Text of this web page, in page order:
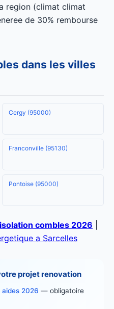
region (climat climat
de 30% rembourse
dans les villes
Cergy (95000)
Franconville (95130)
Pontoise (95000)
combles 2026
a Sarcelles
projet renovation
aides 2026 — obligatoire